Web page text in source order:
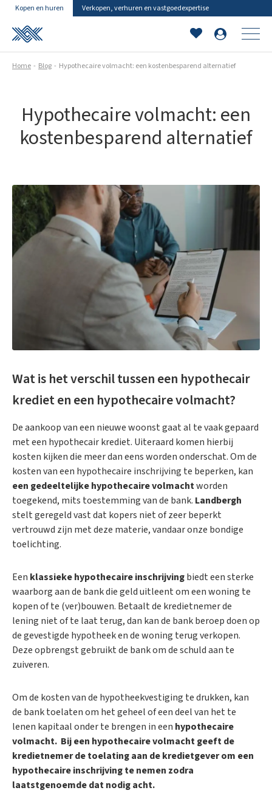
Kopen en huren Verkopen, verhuren en vastgoedexpertise
Home Blog Hypothecaire volmacht: een kostenbesparend alternatief
Hypothecaire volmacht: een
kostenbesparend alternatief
Wat is het verschil tussen een hypothecair
krediet en een hypothecaire volmacht?
De aankoop van een nieuwe woonst gaat al te vaak gepaard
met een hypothecair krediet. Uiteraard komen hierbij
kosten kijken die meer dan eens worden onderschat. Om de
kosten van een hypothecaire inschrijving te beperken, kan
een gedeeltelijke hypothecaire volmachtworden
toegekend, mits toestemming van de bank. Landbergh
stelt geregeld vast dat kopers niet of zeer beperkt
vertrouwd zijn met deze materie, vandaar onze bondige
toelichting.
Een klassieke hypothecaire inschrijvingbiedt een sterke
waarborg aan de bank die geld uitleent om een woning te
kopen of te (ver)bouwen. Betaalt de kredietnemer de
lening niet of te laat terug, dan kan de bank beroep doen op
de gevestigde hypotheek en de woning terug verkopen.
Deze opbrengst gebruikt de bank om de schuld aan te
zuiveren.
Om de kosten van de hypotheekvestiging te drukken, kan
de bank toelaten om het geheel of een deel van het te
lenen kapitaal onder te brengen in een hypothecaire
volmacht. Bij een hypothecaire volmacht geeft de
kredietnemer de toelating aan de kredietgever om een
hypothecaire inschrijving te nemen zodra
laatstgenoemde dat nodig acht.